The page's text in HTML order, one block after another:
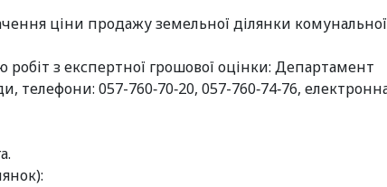
ціни продажу земельної ділянки комунальної
з експертної грошової оцінки: Департамент
телефони: 057-760‑70‑20, 057-760‑74‑76,